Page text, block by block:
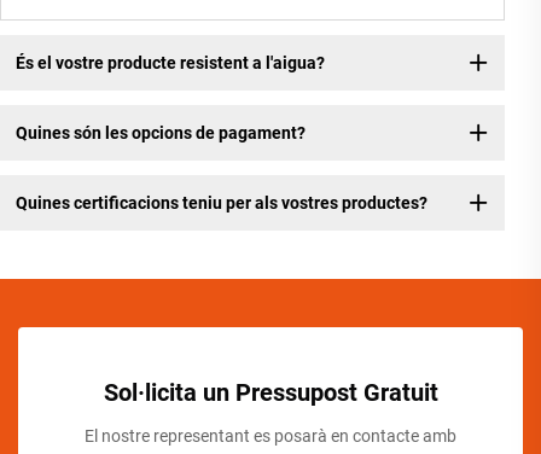
És el vostre producte resistent a l'aigua?
Quines són les opcions de pagament?
Quines certificacions teniu per als vostres productes?
Sol·licita un Pressupost Gratuit
El nostre representant es posarà en contacte amb